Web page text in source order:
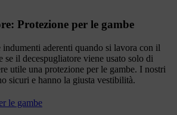
Protezione per le gambe
indumenti aderenti quando si lavora con il
se il decespugliatore viene usato solo di
utile una protezione per le gambe. I nostri
sicuri e hanno la giusta vestibilità.
le gambe